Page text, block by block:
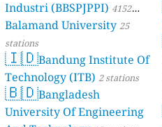
Industri (BBSPJPPI) 4152
stations
Balamand University25
stations
🇮🇩Bandung Institute Of
Technology (ITB) 2 stations
🇧🇩Bangladesh
University Of Engineering